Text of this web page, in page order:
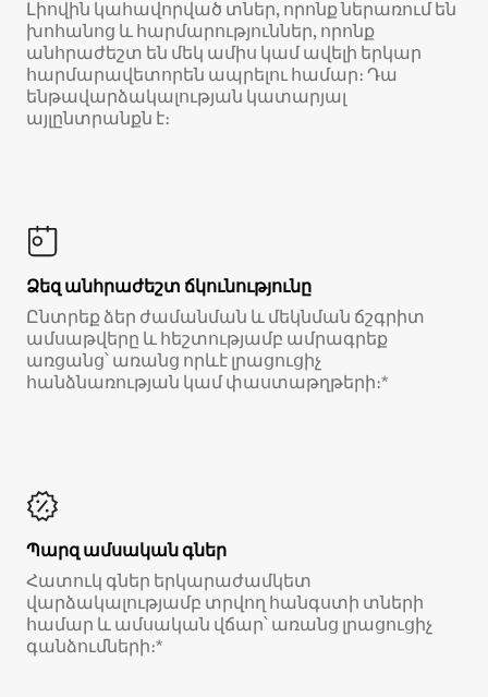
Լիովին կահավորված տներ, որոնք ներառում են
խոհանոց և հարմարություններ, որոնք
անհրաժեշտ են մեկ ամիս կամ ավելի երկար
հարմարավետորեն ապրելու համար։ Դա
ենթավարձակալության կատարյալ
այլընտրանքն է։
Ձեզ անհրաժեշտ ճկունությունը
Ընտրեք ձեր ժամանման և մեկնման ճշգրիտ
ամսաթվերը և հեշտությամբ ամրագրեք
առցանց՝ առանց որևէ լրացուցիչ
հանձնառության կամ փաստաթղթերի։*
Պարզ ամսական գներ
Հատուկ գներ երկարաժամկետ
վարձակալությամբ տրվող հանգստի տների
համար և ամսական վճար՝ առանց լրացուցիչ
գանձումների։*